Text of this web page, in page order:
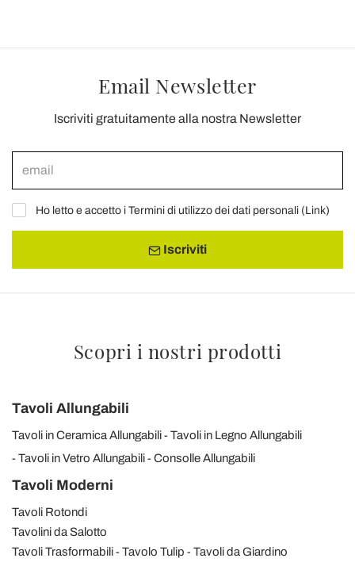
Email Newsletter
Iscriviti gratuitamente alla nostra Newsletter
Ho letto e accetto i Termini di utilizzo dei dati personali (Link)
Iscriviti
Scopri i nostri prodotti
Tavoli Allungabili
Tavoli in Ceramica Allungabili
Tavoli in Legno Allungabili
Tavoli in Vetro Allungabili
Consolle Allungabili
Tavoli Moderni
Tavoli Rotondi
Tavolini da Salotto
Tavoli Trasformabili
Tavolo Tulip Tavoli da Giardino